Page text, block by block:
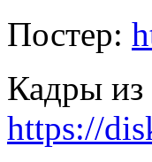
Постер:
Кадры
https://